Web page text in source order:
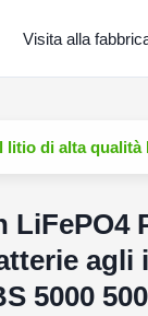
Visita alla
di alta
agli
5000